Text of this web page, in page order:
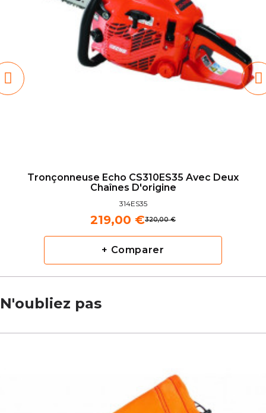
Tronçonneuse Echo CS310ES35 Avec Deux
Chaînes D'origine
314ES35
320,00 €
219,00 €
+ Comparer
N'oubliez pas